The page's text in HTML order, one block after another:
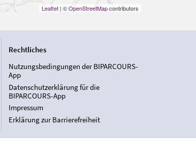
Leaflet| ©OpenStreetMapcontributors
Rechtliches
Nutzungsbedingungen der BIPARCOURS-
App
Datenschutzerklärung für die
BIPARCOURS-App
Impressum
Erklärung zur Barrierefreiheit